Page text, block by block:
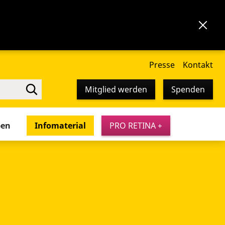
Presse Kontakt
Mitglied werden Spenden
Infomaterial PRO RETINA +